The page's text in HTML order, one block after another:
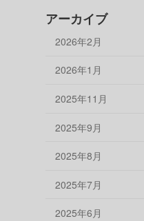
アーカイブ
2026年2月
2026年1月
2025年11月
2025年9月
2025年8月
2025年7月
2025年6月